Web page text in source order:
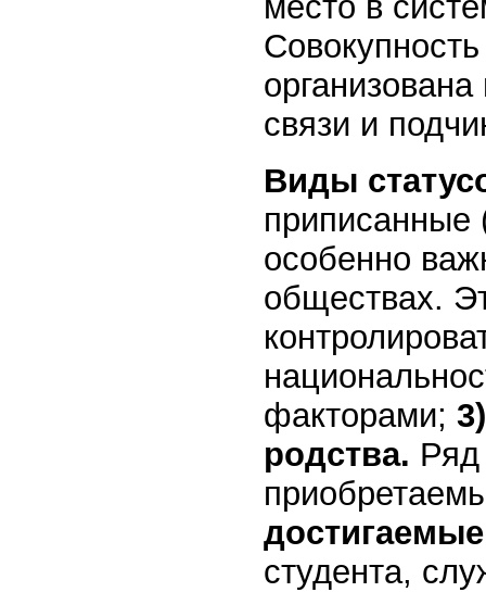
связи и
Виды
приписанные
особенно
обществах.
факторами;
родства. Ряд
студента,